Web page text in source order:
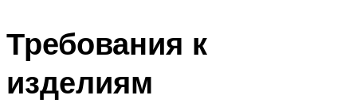
Требования к
изделиям